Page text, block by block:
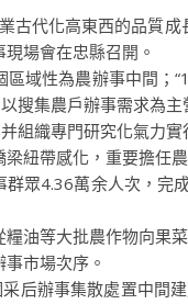
代化高東西的品質成
場會在忠縣召開。
域性為農辦事中間；
搜集農戶辦事需求為主
組織專門研究化氣力實
梁紐帶感化，重要擔任
眾4.36萬余人次，完
油等大批農作物向果
市場次序。
后辦事集散處置中間